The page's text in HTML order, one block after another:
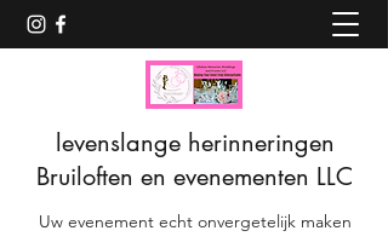
levenslange herinneringen
Bruiloften en evenementen LLC
Uw evenement echt onvergetelijk maken